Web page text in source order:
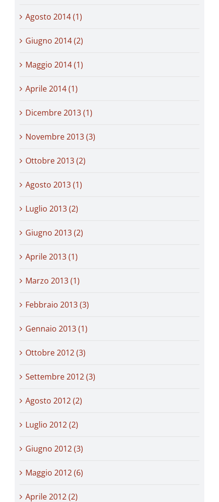
Agosto 2014 (1)
Giugno 2014 (2)
Maggio 2014 (1)
Aprile 2014 (1)
Dicembre 2013 (1)
Novembre 2013 (3)
Ottobre 2013 (2)
Agosto 2013 (1)
Luglio 2013 (2)
Giugno 2013 (2)
Aprile 2013 (1)
Marzo 2013 (1)
Febbraio 2013 (3)
Gennaio 2013 (1)
Ottobre 2012 (3)
Settembre 2012 (3)
Agosto 2012 (2)
Luglio 2012 (2)
Giugno 2012 (3)
Maggio 2012 (6)
Aprile 2012 (2)